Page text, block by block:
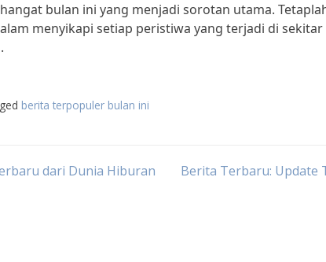
bulan ini yang menjadi sorotan utama.
menyikapi setiap peristiwa yang terjadi di
berita terpopuler bulan ini
dari Dunia Hiburan
Berita Terbaru: Update